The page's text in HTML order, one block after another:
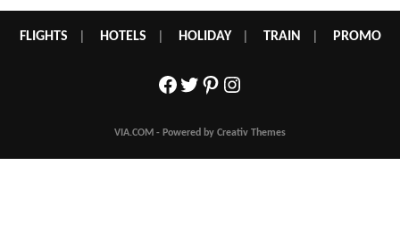
FLIGHTS HOTELS HOLIDAY| TRAIN PROMO
Facebook
Twitter
Pinterest
Instagram
VIA.COM - Powered by Creativ Themes